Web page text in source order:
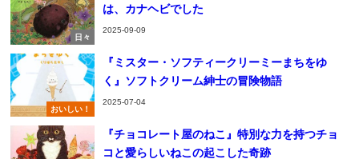
日々
は、カナヘビでした
2025-09-09
おいしい！
『ミスター・ソフティークリーミーまちをゆ
く』ソフトクリーム紳士の冒険物語
2025-07-04
『チョコレート屋のねこ』特別な力を持つチョ
コと愛らしいねこの起こした奇跡